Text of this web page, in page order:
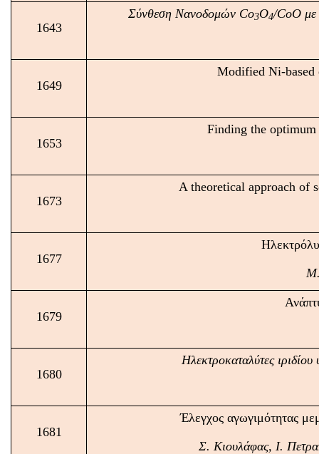
1643
Σύνθεση Νανοδομών Co3O4/CoOμε
1649
Modified Ni-based
1653
Finding the
1673
A theoretical approach of
1677
1679
1680
Ηλεκτροκαταλύτες
1681
Έλεγχος αγωγιμότητας
Σ. Κιουλάφας, Ι.